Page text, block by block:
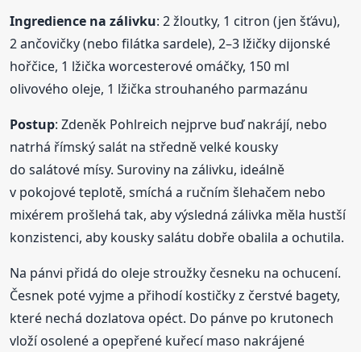
Ingredience na zálivku: 2 žloutky, 1 citron (jen šťávu),
2 ančovičky (nebo filátka sardele), 2–3 lžičky dijonské
hořčice, 1 lžička worcesterové omáčky, 150 ml
olivového oleje, 1 lžička strouhaného parmazánu
Postup: Zdeněk Pohlreich nejprve buď nakrájí, nebo
natrhá římský salát na středně velké kousky
do salátové mísy. Suroviny na zálivku, ideálně
v pokojové teplotě, smíchá a ručním šlehačem nebo
mixérem prošlehá tak, aby výsledná zálivka měla hustší
konzistenci, aby kousky salátu dobře obalila a ochutila.
Na pánvi přidá do oleje stroužky česneku na ochucení.
Česnek poté vyjme a přihodí kostičky z čerstvé bagety,
které nechá dozlatova opéct. Do pánve po krutonech
vloží osolené a opepřené kuřecí maso nakrájené